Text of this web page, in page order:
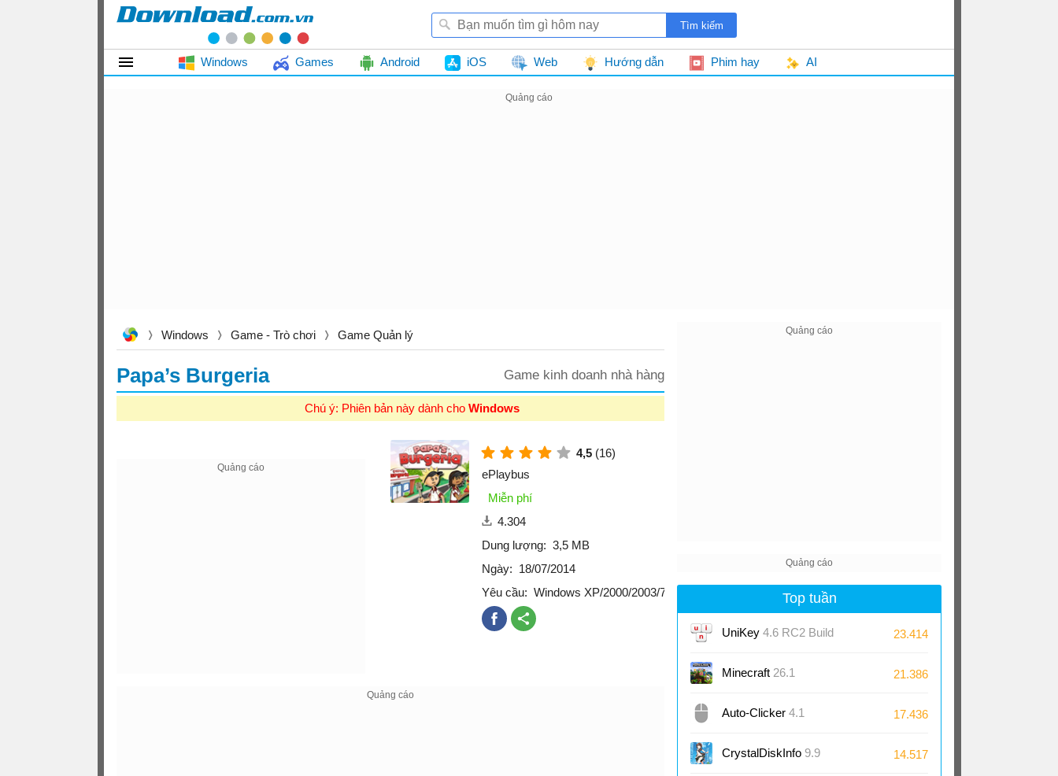
Windows Games Android iOS Web Hướng dẫn Phim hay AI
Windows Game - Trò chơi Game Quản lý
Papa’s Burgeria Game kinh doanh nhà hàng
Chú ý: Phiên bản này dành cho Windows
4,5 (16)
ePlaybus
Miễn phí
4.304
Dung lượng: 3,5 MB
Ngày: 18/07/2014
Yêu cầu: Windows XP/2000/2003/7/Vista Top tuần
UniKey 4.6 RC2 Build
230919
23.414
Minecraft 26.1 21.386
Auto-Clicker 4.1 17.436
CrystalDiskInfo 9.9 14.517